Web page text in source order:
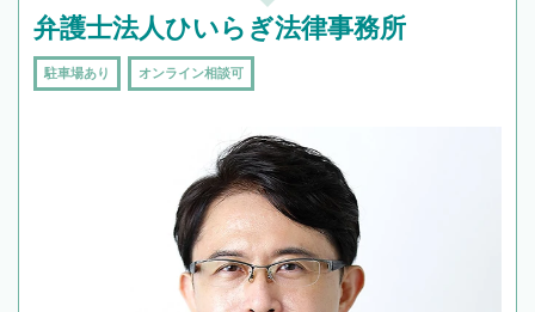
弁護士法人ひいらぎ法律事務所
駐車場あり オンライン相談可